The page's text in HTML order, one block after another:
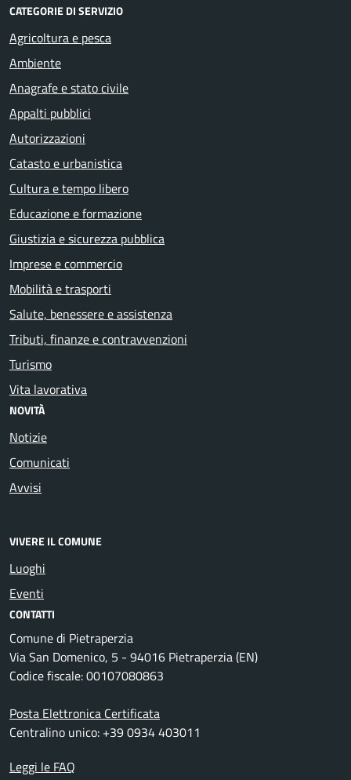
CATEGORIE DI SERVIZIO
Agricoltura e pesca
Ambiente
Anagrafe e stato civile
Appalti pubblici
Autorizzazioni
Catasto e urbanistica
Cultura e tempo libero
Educazione e formazione
Giustizia e sicurezza pubblica
Imprese e commercio
Mobilità e trasporti
Salute, benessere e assistenza
Tributi, finanze e contravvenzioni
Turismo
Vita lavorativa
NOVITÀ
Notizie
Comunicati
Avvisi
VIVERE IL COMUNE
Luoghi
Eventi
CONTATTI
Comune di Pietraperzia
Via San Domenico, 5 - 94016 Pietraperzia (EN)
Codice fiscale: 00107080863
Posta Elettronica Certificata
Centralino unico: +39 0934 403011
Leggi le FAQ